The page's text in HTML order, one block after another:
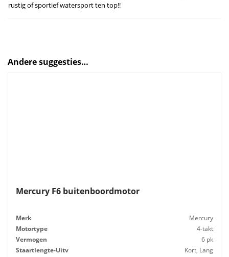
rustig of sportief watersport ten top!!
Andere suggesties…
Mercury F6 buitenboordmotor
Merk
Mercury
Motortype
4-takt
Vermogen
6 pk
Staartlengte-Uitv
Kort, Lang